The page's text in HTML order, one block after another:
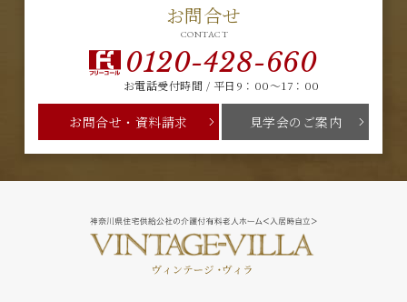
お問合せ
CONTACT
0120-428-660
お電話受付時間 / 平日9：00～17：00
お問合せ・資料請求 見学会のご案内